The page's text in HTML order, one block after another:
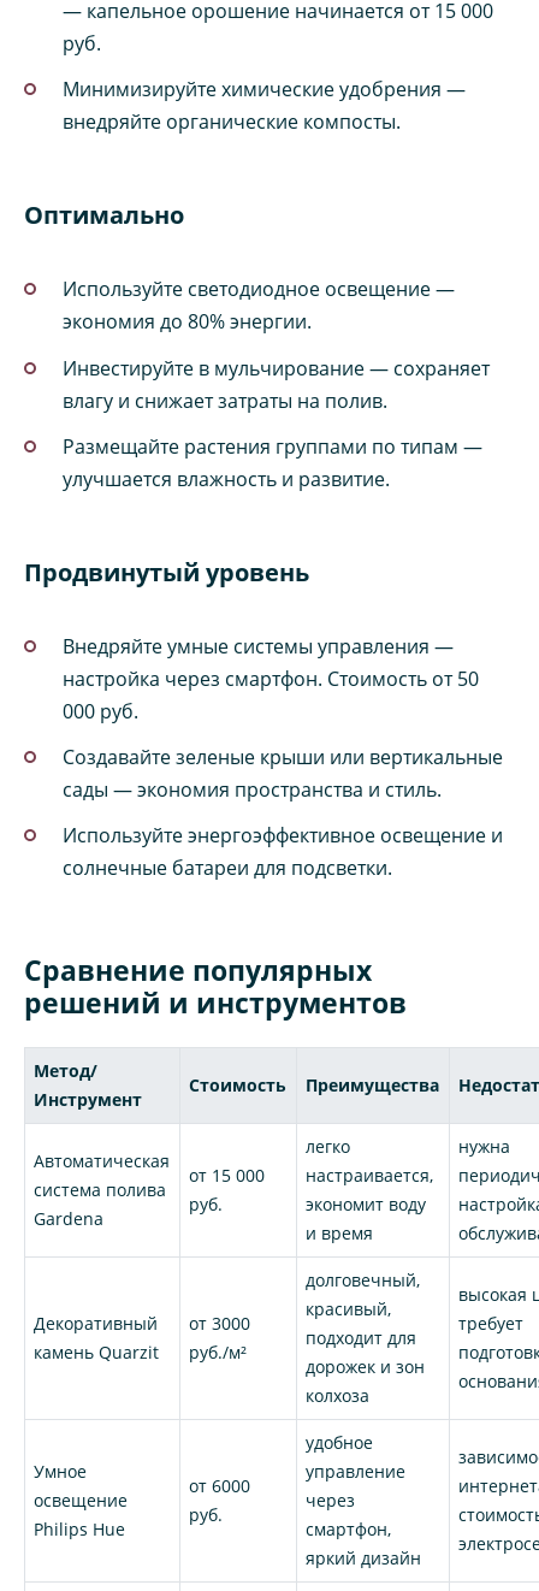
— капельное орошение начинается от 15 000
руб.
Минимизируйте химические удобрения —
внедряйте органические компосты.
Оптимально
Используйте светодиодное освещение —
экономия до 80% энергии.
Инвестируйте в мульчирование — сохраняет
влагу и снижает затраты на полив.
Размещайте растения группами по типам —
улучшается влажность и развитие.
Продвинутый уровень
Внедряйте умные системы управления —
настройка через смартфон. Стоимость от 50
000 руб.
Создавайте зеленые крыши или вертикальные
сады — экономия пространства и стиль.
Используйте энергоэффективное освещение и
солнечные батареи для подсветки.
Сравнение популярных
решений и инструментов
Метод/
Инструмент
Стоимость Преимущества
Автоматическая
система полива
Gardena
от 15 000
руб.
легко
настраивается,
экономит воду
и время
нужна
Декоративный
камень Quarzit
от 3000
руб./м²
долговечный,
красивый,
подходит для
дорожек и зон
колхоза
высокая
требует
Умное
освещение
Philips Hue
от 6000
руб.
удобное
управление
через
смартфон,
яркий дизайн